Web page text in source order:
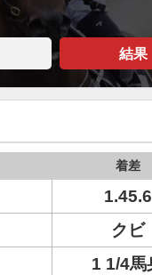
結果
着差
1.45.6
クビ
1 1/4馬